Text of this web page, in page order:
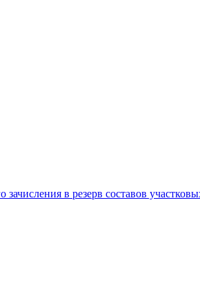
в резерв составов